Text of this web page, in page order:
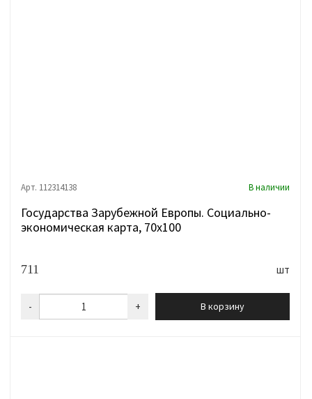
Арт. 112314138 В наличии
Государства Зарубежной Европы. Социально-
экономическая карта, 70х100
711 шт
- + В корзину